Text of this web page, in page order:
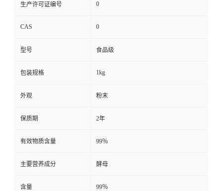
生产许可证编号 0
CAS 0
型号 食品级
包装规格 1kg
外观 粉末
保质期 2年
有效物质含量 99％
主要营养成分 酵母
含量 99％